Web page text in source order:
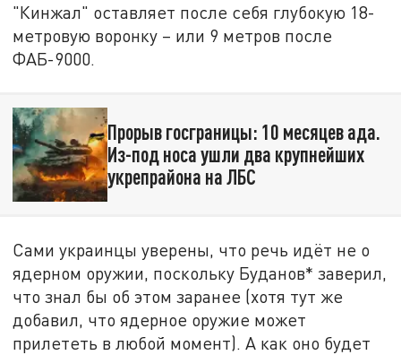
"Кинжал" оставляет после себя глубокую 18-
метровую воронку – или 9 метров после
ФАБ-9000.
Прорыв госграницы: 10 месяцев ада.
Из-под носа ушли два крупнейших
укрепрайона на ЛБС
Сами украинцы уверены, что речь идёт не о
ядерном оружии, поскольку Буданов* заверил,
что знал бы об этом заранее (хотя тут же
добавил, что ядерное оружие может
прилететь в любой момент). А как оно будет